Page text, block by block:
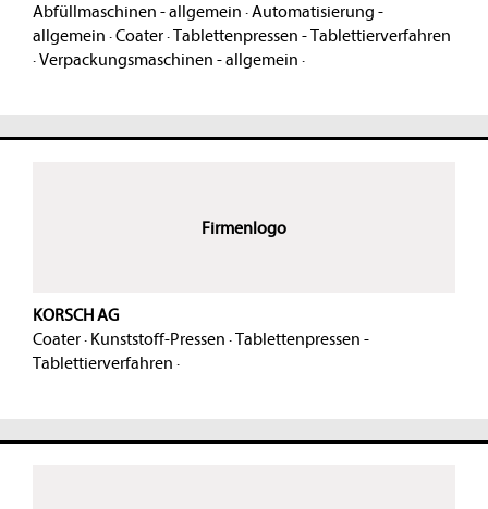
Abfüllmaschinen - allgemein ·Automatisierung -
allgemein ·Coater·Tablettenpressen - Tablettierverfahren
·Verpackungsmaschinen - allgemein ·
Firmenlogo
KORSCH AG
Coater· Kunststoff-Pressen ·Tablettenpressen -
Tablettierverfahren ·